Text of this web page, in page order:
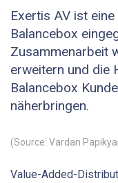
Exertis AV ist
Balancebox
Zusammenarbeit
erweitern und die
Balancebox
näherbringen.
(Source: Vardan
Value-Added-